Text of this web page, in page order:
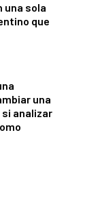
una sola
que
una
analizar